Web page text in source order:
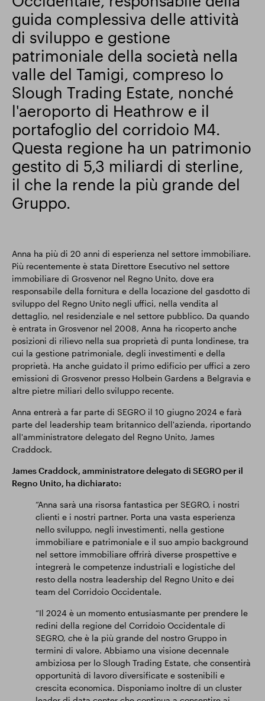
Parco intelligente
guida complessiva delle attività
di sviluppo e gestione
patrimoniale della società nella
valle del Tamigi, compreso lo
Slough Trading Estate, nonché
l'aeroporto di Heathrow e il
portafoglio del corridoio M4.
Questa regione ha un patrimonio
gestito di 5,3 miliardi di sterline,
il che la rende la più grande del
Gruppo.
Anna ha più di 20 anni di esperienza nel settore immobiliare.
Più recentemente è stata Direttore Esecutivo nel settore
immobiliare di Grosvenor nel Regno Unito, dove era
responsabile della fornitura e della locazione del gasdotto di
sviluppo del Regno Unito negli uffici, nella vendita al
dettaglio, nel residenziale e nel settore pubblico. Da quando
è entrata in Grosvenor nel 2008, Anna ha ricoperto anche
posizioni di rilievo nella sua proprietà di punta londinese, tra
cui la gestione patrimoniale, degli investimenti e della
proprietà. Ha anche guidato il primo edificio per uffici a zero
emissioni di Grosvenor presso Holbein Gardens a Belgravia e
altre pietre miliari dello sviluppo recente.
Anna entrerà a far parte di SEGRO il 10 giugno 2024 e farà
parte del leadership team britannico dell'azienda, riportando
all'amministratore delegato del Regno Unito, James
Craddock.
James Craddock, amministratore delegato di SEGRO per il
Regno Unito, ha dichiarato:
“Anna sarà una risorsa fantastica per SEGRO, i nostri
clienti e i nostri partner. Porta una vasta esperienza
nello sviluppo, negli investimenti, nella gestione
immobiliare e patrimoniale e il suo ampio background
nel settore immobiliare offrirà diverse prospettive e
integrerà le competenze industriali e logistiche del
resto della nostra leadership del Regno Unito e dei
team del Corridoio Occidentale.
“Il 2024 è un momento entusiasmante per prendere le
redini della regione del Corridoio Occidentale di
SEGRO, che è la più grande del nostro Gruppo in
termini di valore. Abbiamo una visione decennale
ambiziosa per lo Slough Trading Estate, che consentirà
opportunità di lavoro diversificate e sostenibili e
crescita economica. Disponiamo inoltre di un cluster